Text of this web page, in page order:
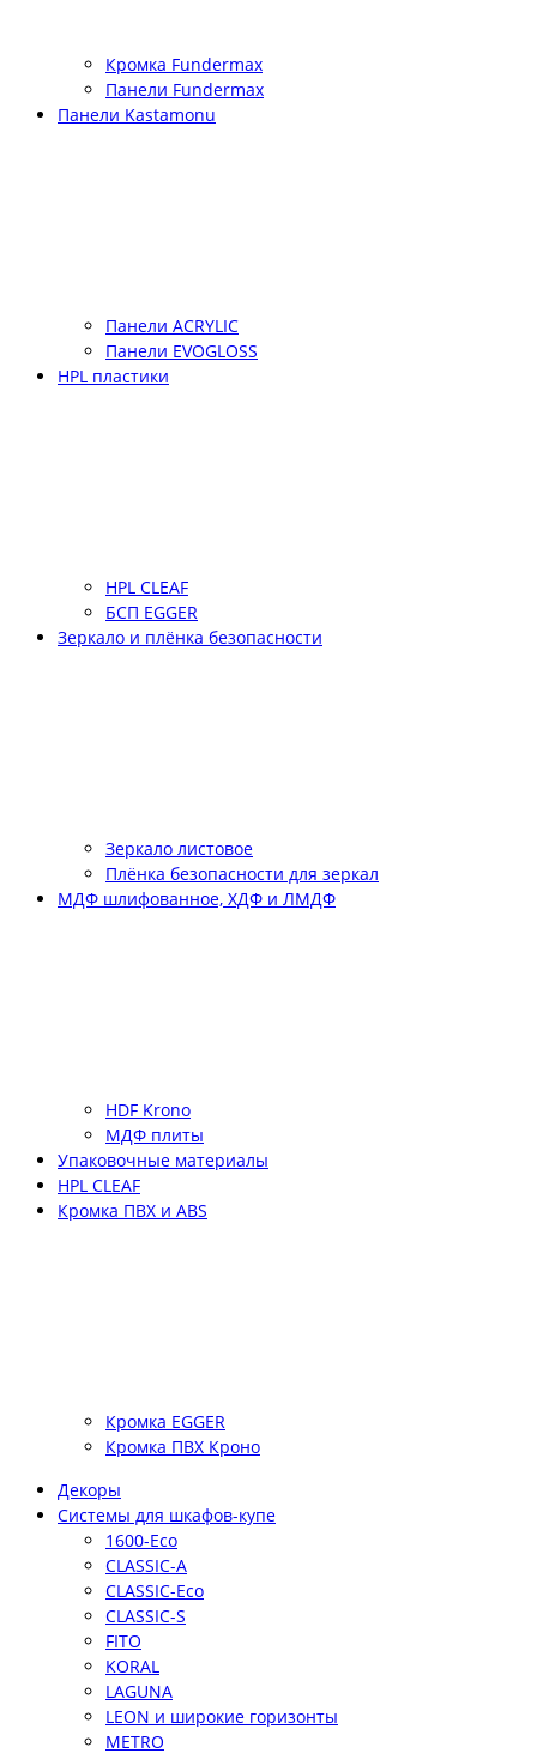
Кромка Fundermax
Панели Fundermax
Панели Kastamonu
Панели ACRYLIC
Панели EVOGLOSS
HPL пластики
HPL CLEAF
БСП EGGER
Зеркало и плёнка безопасности
Зеркало листовое
Плёнка безопасности для зеркал
МДФ шлифованное, ХДФ и ЛМДФ
HDF Krono
МДФ плиты
Упаковочные материалы
HPL CLEAF
Кромка ПВХ и ABS
Кромка EGGER
Кромка ПВХ Кроно
Декоры
Системы для шкафов-купе
1600-Eco
CLASSIC-A
CLASSIC-Eco
CLASSIC-S
FITO
KORAL
LAGUNA
LEON и широкие горизонты
METRO